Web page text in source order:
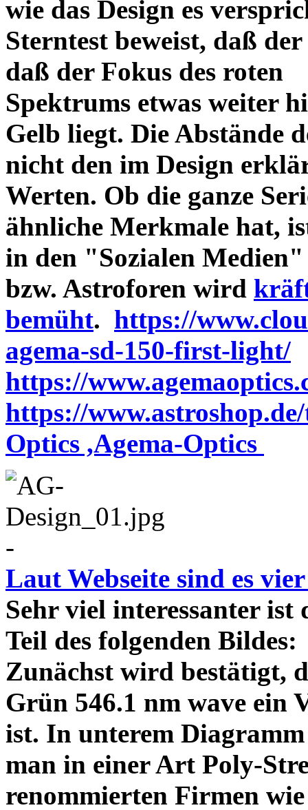
wie das Design es
Sterntest beweist, daß
daß der Fokus des roten
Spektrums etwas weiter
Gelb liegt. Die Abstände
nicht den im Design
Werten. Ob die ganze
ähnliche Merkmale hat,
in den "Sozialen Medien"
bzw. Astroforen wird
bemüht. https://
agema-sd-150-first-light/
https://
https://
Optics ,Agema-Optics
-
Laut Webseite sind es
Sehr viel interessanter
Teil des folgenden
Zunächst wird bestätigt,
Grün 546.1 nm wave ein
ist. In unterem
man in einer Art Poly-
renommierten Firmen